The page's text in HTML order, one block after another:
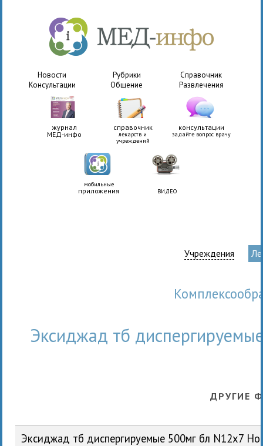
Новости Рубрики
Справочник
Консультации
Общение Развлечения
журнал
МЕД-инфо
справочник
лекарств и
учреждений
консультации
задайте вопрос врачу
мобильные
приложения ВИДЕО
Учреждения
Эксиджад тб
ДРУГИЕ
Эксиджад тб диспергируемые 500мг бл N12x7